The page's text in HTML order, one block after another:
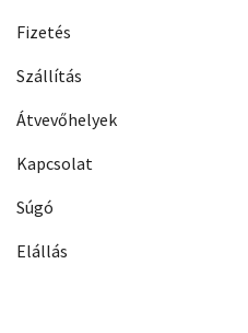
Fizetés
Szállítás
Átvevőhelyek
Kapcsolat
Súgó
Elállás